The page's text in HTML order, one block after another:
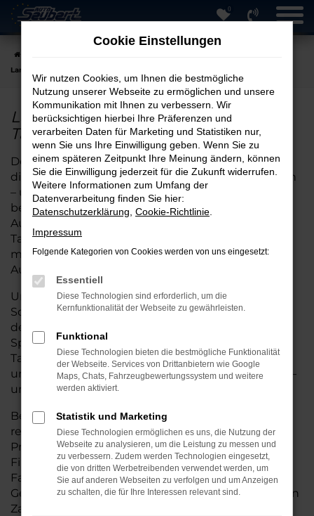
Zum
Hauptinhalt
springen
0
Land Rover Discovery Sport Tageszulassung online kaufen
Land Rover Discovery Sport
Tageszulassung online kaufen
Der Kauf eines Fahrzeugs mit Tageszulassung ist
die clevere Alternative zum klassischen Neuwagen
– und bei Auto Seubert GmbH in Straubing
besonders attraktiv. Wir bieten Ihnen eine große
Auswahl an Land Rover-Discovery Sport
Tageszulassungen, die sofort verfügbar sind und
mit voller Herstellergarantie sowie modernster
Ausstattung überzeugen.
Unsere langjährige Erfahrung und unser breites
Sortiment ermöglichen es uns, Sie kompetent bei
der Wahl des passenden Land Rover-Discovery
Sport zu beraten. Alle Fahrzeuge mit
Tageszulassung sind top gepflegt, wenig bewegt
und technisch wie optisch im Neuwagenzustand –
und das zu spürbar besseren Konditionen.
Bei Auto Seubert GmbH profitieren Sie von
regelmäßigen Sonderaktionen, exklusiven
Preisvorteilen und maßgeschneiderten
Finanzierungs- oder Leasingangeboten, die den
Fahrzeugkauf noch einfacher machen. Ihren
Gebrauchtwagen nehmen wir selbstverständlich in
Zahlung – fair bewertet und direkt verrechnet.
Cookie Einstellungen
Wir nutzen Cookies, um Ihnen die bestmögliche
Nutzung unserer Webseite zu ermöglichen und unsere
Kommunikation mit Ihnen zu verbessern. Wir
berücksichtigen hierbei Ihre Präferenzen und
verarbeiten Daten für Marketing und Statistiken nur,
wenn Sie uns Ihre Einwilligung geben. Wenn Sie zu
einem späteren Zeitpunkt Ihre Meinung ändern, können
Sie die Einwilligung jederzeit für die Zukunft widerrufen.
Weitere Informationen zum Umfang der
Datenverarbeitung finden Sie hier:
Datenschutzerklärung Cookie-Richtlinie
Impressum
Folgende Kategorien von Cookies werden von uns eingesetzt:
Essentiell
Diese Technologien sind erforderlich, um die
Kernfunktionalität der Webseite zu gewährleisten.
Funktional
Diese Technologien bieten die bestmögliche Funktionalität
der Webseite. Services von Drittanbietern wie Google
Maps, Chats, Fahrzeugbewertungssystem und weitere
werden aktiviert.
Statistik und Marketing
Diese Technologien ermöglichen es uns, die Nutzung der
Webseite zu analysieren, um die Leistung zu messen und
zu verbessern. Zudem werden Technologien eingesetzt,
die von dritten Werbetreibenden verwendet werden, um
Sie auf anderen Webseiten zu verfolgen und um Anzeigen
zu schalten, die für Ihre Interessen relevant sind.